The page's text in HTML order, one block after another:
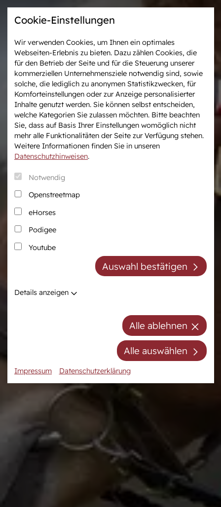
Cookie-Einstellungen
Wir verwenden Cookies, um Ihnen ein optimales
Webseiten-Erlebnis zu bieten. Dazu zählen Cookies, die
für den Betrieb der Seite und für die Steuerung unserer
kommerziellen Unternehmensziele notwendig sind, sowie
solche, die lediglich zu anonymen Statistikzwecken, für
Komforteinstellungen oder zur Anzeige personalisierter
Inhalte genutzt werden. Sie können selbst entscheiden,
welche Kategorien Sie zulassen möchten. Bitte beachten
Sie, dass auf Basis Ihrer Einstellungen womöglich nicht
mehr alle Funktionalitäten der Seite zur Verfügung stehen.
Weitere Informationen finden Sie in unseren
Datenschutzhinweisen.
Notwendig
Openstreetmap
eHorses
Podigee
Youtube
Auswahl bestätigen
Details anzeigen
Alle ablehnen
Alle auswählen
Impressum Datenschutzerklärung
Westfalen-News und
aktuelle Ergebnisse
Veranstaltungen &
Turniere
Wir in Westfalen
Über uns
Verband & Organisation
Team
Jungzüchter
Downloadcenter
Fanshop
Karriere
Vermarktung
Auktionen
After Sales Service
Pferdemarkt
Westfälische Pferdezucht
Zuchtberatung
Anreiten und
Pferdeausbildung
Online-Auktionen